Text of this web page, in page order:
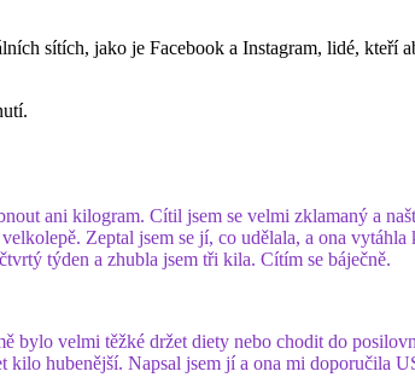
sítích, jako je Facebook a Instagram, lidé, kteří
ani kilogram. Cítil jsem se velmi zklamaný a
Zeptal jsem se jí, co udělala, a ona
týden a zhubla jsem tři kila. Cítím se báječně.
bylo velmi těžké držet diety nebo chodit do
kilo hubenější. Napsal jsem jí a ona mi doporučila